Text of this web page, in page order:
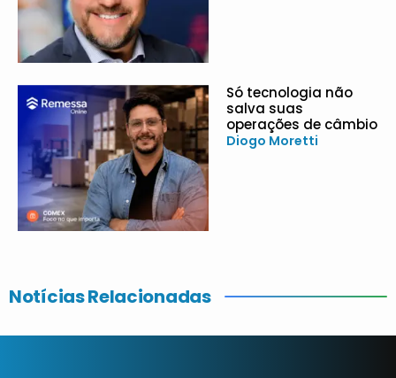
Só tecnologia não
salva suas
operações de câmbio
Diogo Moretti
Notícias Relacionadas